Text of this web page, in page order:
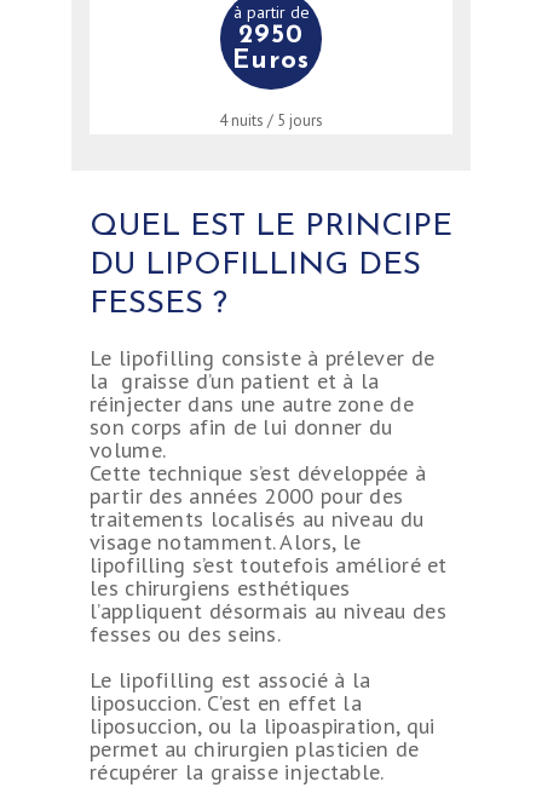
à partir de
2950
Euros
4 nuits / 5 jours
QUEL EST LE PRINCIPE
DU LIPOFILLING DES
FESSES ?
Le lipofilling consiste à prélever de
la graisse d’un patient et à la
réinjecter dans une autre zone de
son corps afin de lui donner du
volume.
Cette technique s’est développée à
partir des années 2000 pour des
traitements localisés au niveau du
visage notamment. Alors, le
lipofilling s’est toutefois amélioré et
les chirurgiens esthétiques
l’appliquent désormais au niveau des
fesses ou des seins.
Le lipofilling est associé à la
liposuccion. C’est en effet la
liposuccion, ou la lipoaspiration, qui
permet au chirurgien plasticien de
récupérer la graisse injectable.